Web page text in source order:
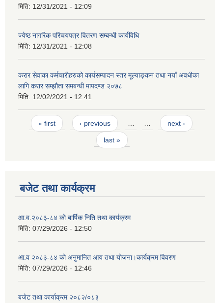
मिति: 12/31/2021 - 12:09
ज्येष्ठ नागरिक परिचयपत्र वितरण सम्बन्धी कार्यविधि
मिति: 12/31/2021 - 12:08
करार सेवाका कर्मचारीहरुको कार्यसम्पादन स्तर मूल्याङ्कन तथा नयाँ अवधीका
लागि करार सम्झौता समबन्धी मापदण्ड २०७८
मिति: 12/02/2021 - 12:41
Pages
« first ‹ previous … … next ›
last »
बजेट तथा कार्यक्रम
आ.व.२०८३-८४ को बार्षिक निति तथा कार्यक्रम
मिति: 07/29/2026 - 12:50
आ.व २०८३-८४ को अनुमानित आय तथा योजना।कार्यक्रम विवरण
मिति: 07/29/2026 - 12:46
बजेट तथा कार्याक्रम २०८२/०८३